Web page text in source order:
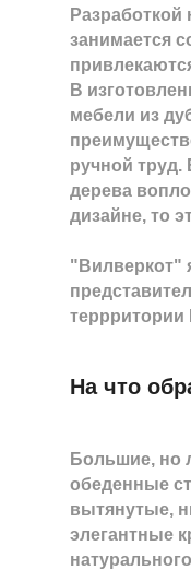
На что
занимается
В
мебели из
ручной труд.
дерева
дизайне, то
"Вилверкот"
террритории
Большие, но
обеденные
вытянутые,
элегантные